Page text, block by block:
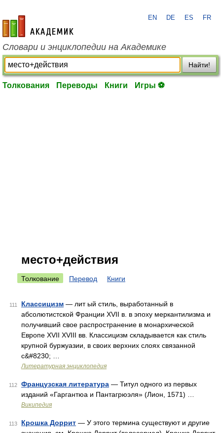
academic.ru
EN DE ES FR
Словари и энциклопедии на Академике
Найти!
Толкования Переводы Книги Игры ⚽
место+действия
Толкование Перевод Книги
111 Классицизм — лит ый стиль, выработанный в
абсолютистской Франции XVII в. в эпоху меркантилизма и
получивший свое распространение в монархической
Европе XVII XVIII вв. Классицизм складывается как стиль
крупной буржуазии, в своих верхних слоях связанной
с&#8230; …
Литературная энциклопедия
112 Французская литература — Титул одного из первых
изданий «Гаргантюа и Пантагрюэля» (Лион, 1571) …
Википедия
113 Крошка Доррит — У этого термина существуют и другие